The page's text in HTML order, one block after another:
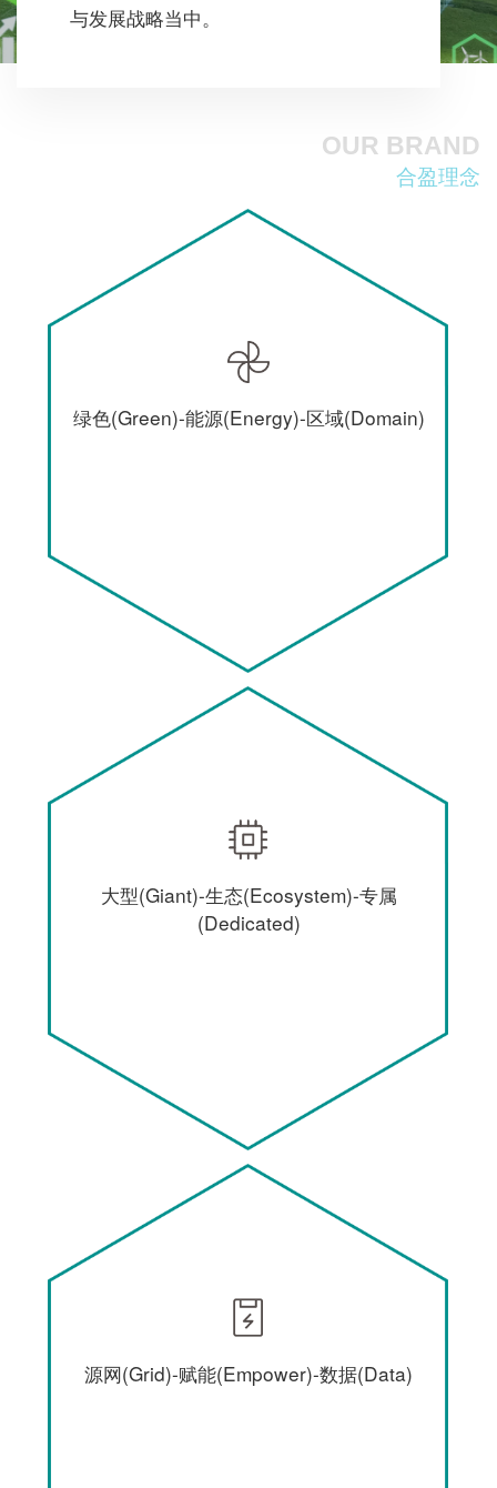
与发展战略当中。
OUR BRAND
合盈理念
绿色(Green)-能源(Energy)-区域(Domain)
大型(Giant)-生态(Ecosystem)-专属
(Dedicated)
源网(Grid)-赋能(Empower)-数据(Data)